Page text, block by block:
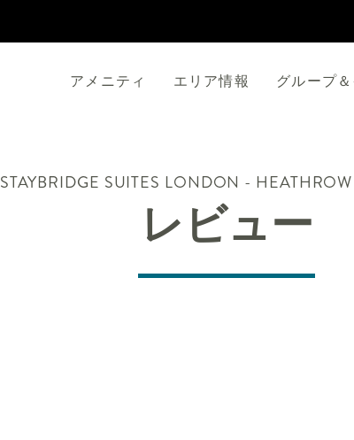
アメニティ エリア情報 グループ
STAYBRIDGE SUITES LONDON -
レビュー